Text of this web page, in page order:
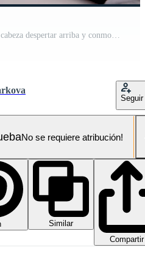
barbado hombre con dolor de cabeza despertar arriba y conmovedor cara mientras acostado en sofá cerca globos y papel picado después fiesta a hogar Vídeo Pro
Seguir
No se requiere atribución!
Similar
Compartir